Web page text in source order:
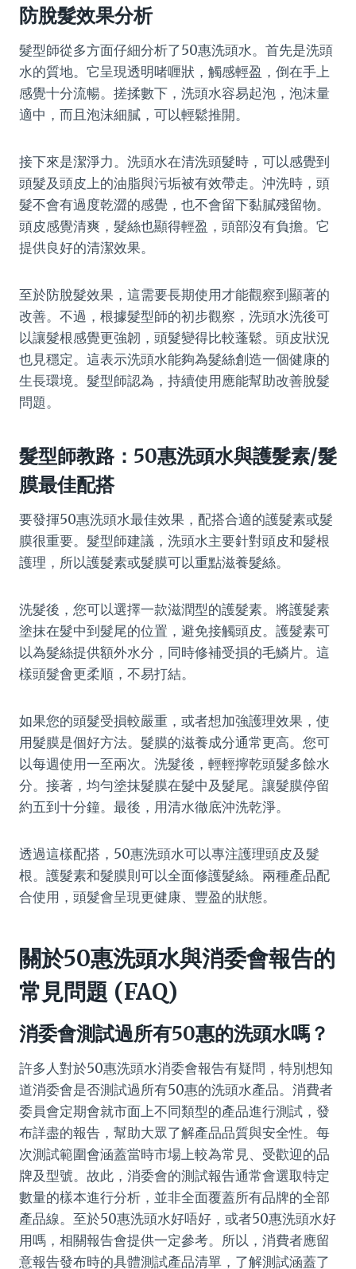
防脫髮效果分析
髮型師從多方面仔細分析了50惠洗頭水。首先是洗頭
水的質地。它呈現透明啫喱狀，觸感輕盈，倒在手上
感覺十分流暢。搓揉數下，洗頭水容易起泡，泡沫量
適中，而且泡沫細膩，可以輕鬆推開。
接下來是潔淨力。洗頭水在清洗頭髮時，可以感覺到
頭髮及頭皮上的油脂與污垢被有效帶走。沖洗時，頭
髮不會有過度乾澀的感覺，也不會留下黏膩殘留物。
頭皮感覺清爽，髮絲也顯得輕盈，頭部沒有負擔。它
提供良好的清潔效果。
至於防脫髮效果，這需要長期使用才能觀察到顯著的
改善。不過，根據髮型師的初步觀察，洗頭水洗後可
以讓髮根感覺更強韌，頭髮變得比較蓬鬆。頭皮狀況
也見穩定。這表示洗頭水能夠為髮絲創造一個健康的
生長環境。髮型師認為，持續使用應能幫助改善脫髮
問題。
髮型師教路：50惠洗頭水與護髮素/髮
膜最佳配搭
要發揮50惠洗頭水最佳效果，配搭合適的護髮素或髮
膜很重要。髮型師建議，洗頭水主要針對頭皮和髮根
護理，所以護髮素或髮膜可以重點滋養髮絲。
洗髮後，您可以選擇一款滋潤型的護髮素。將護髮素
塗抹在髮中到髮尾的位置，避免接觸頭皮。護髮素可
以為髮絲提供額外水分，同時修補受損的毛鱗片。這
樣頭髮會更柔順，不易打結。
如果您的頭髮受損較嚴重，或者想加強護理效果，使
用髮膜是個好方法。髮膜的滋養成分通常更高。您可
以每週使用一至兩次。洗髮後，輕輕擰乾頭髮多餘水
分。接著，均勻塗抹髮膜在髮中及髮尾。讓髮膜停留
約五到十分鐘。最後，用清水徹底沖洗乾淨。
透過這樣配搭，50惠洗頭水可以專注護理頭皮及髮
根。護髮素和髮膜則可以全面修護髮絲。兩種產品配
合使用，頭髮會呈現更健康、豐盈的狀態。
關於50惠洗頭水與消委會報告的
常見問題 (FAQ)
消委會測試過所有50惠的洗頭水嗎？
許多人對於50惠洗頭水消委會報告有疑問，特別想知
道消委會是否測試過所有50惠的洗頭水產品。消費者
委員會定期會就市面上不同類型的產品進行測試，發
布詳盡的報告，幫助大眾了解產品品質與安全性。每
次測試範圍會涵蓋當時市場上較為常見、受歡迎的品
牌及型號。故此，消委會的測試報告通常會選取特定
數量的樣本進行分析，並非全面覆蓋所有品牌的全部
產品線。至於50惠洗頭水好唔好，或者50惠洗頭水好
用嗎，相關報告會提供一定參考。所以，消費者應留
意報告發布時的具體測試產品清單，了解測試涵蓋了